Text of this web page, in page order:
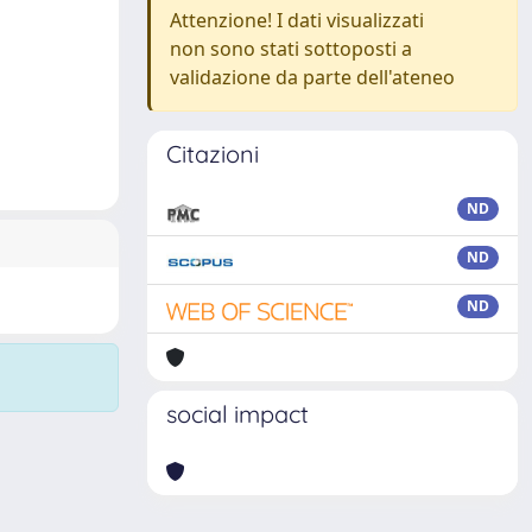
Attenzione! I dati visualizzati
non sono stati sottoposti a
validazione da parte dell'ateneo
Citazioni
ND
ND
ND
social impact